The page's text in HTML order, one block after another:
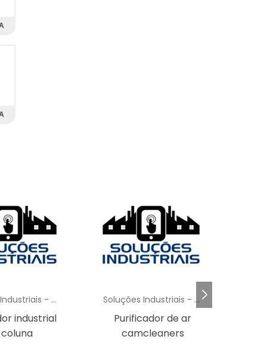
Soluções Industriais - AC
industrial
Soluções Industriais - AC
Purificador de ar
camcleaners